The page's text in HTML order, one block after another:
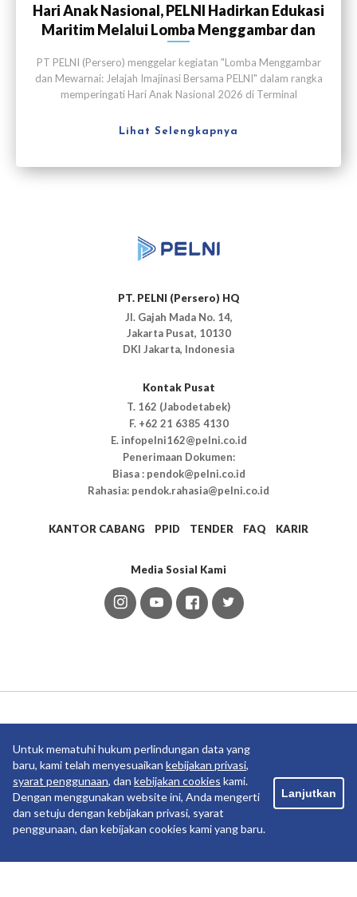
Hari Anak Nasional, PELNI Hadirkan Edukasi
Maritim Melalui Lomba Menggambar dan
Mewarnai
PT PELNI (Persero) menggelar kegiatan "Lomba Menggambar
dan Mewarnai: Jelajah Imajinasi Bersama PELNI" dalam rangka
memperingati Hari Anak Nasional 2026 di Terminal
Sabtu (25/7).
Lihat Selengkapnya
PT. PELNI (Persero) HQ
Jl. Gajah Mada No. 14,
Jakarta Pusat, 10130
DKI Jakarta, Indonesia
Kontak Pusat
T. 162 (Jabodetabek)
F. +62 21 6385 4130
E. infopelni162@pelni.co.id
Penerimaan Dokumen:
Biasa : pendok@pelni.co.id
Rahasia: pendok.rahasia@pelni.co.id
KANTOR CABANG PPID TENDER FAQ KARIR
Media Sosial Kami
Untuk mematuhi hukum perlindungan data yang
baru, kami telah menyesuaikan kebijakan privasi,
syarat penggunaan, dan kebijakan cookies kami.
Dengan menggunakan website ini, Anda mengerti
dan setuju dengan kebijakan privasi, syarat
penggunaan, dan kebijakan cookies kami yang baru.
Lanjutkan